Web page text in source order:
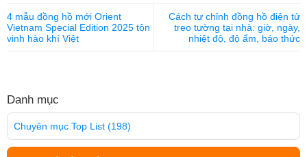
4 mẫu đồng hồ mới Orient
Vietnam Special Edition 2025 tôn
vinh hào khí Việt
Cách tự chỉnh đồng hồ điện tử
treo tường tại nhà: giờ, ngày,
nhiệt độ, độ ẩm, báo thức
Danh mục
Chuyên mục Top List (198)